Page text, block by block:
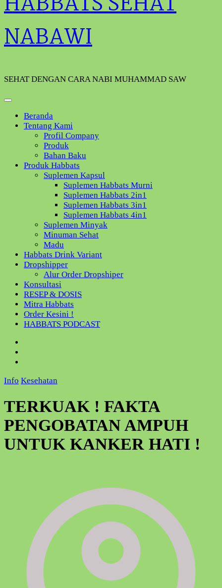
NABAWI
SEHAT DENGAN CARA NABI MUHAMMAD SAW
Beranda
Tentang Kami
Profil Company
Produk
Bahan Baku
Produk Habbats
Suplemen Kapsul
Suplemen Habbats Murni
Suplemen Habbats 2in1
Suplemen Habbats 3in1
Suplemen Habbats 4in1
Suplemen Minyak
Minuman Sehat
Madu
Habbats Drink Variant
Dropshipper
Alur Order Dropshiper
Konsultasi
RESEP & DOSIS
Mitra Habbats
Order Kesini !
HABBATS PODCAST
Info Kesehatan
TERKUAK ! FAKTA
PENGOBATAN AMPUH
UNTUK KANKER HATI !